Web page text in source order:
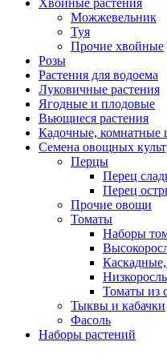
Хвойные растения
Можжевельник
Туя
Прочие хвойные
Розы
Растения для водоема
Луковичные растения
Ягодные и плодовые
Вьющиеся растения
Кадочные, комнатные
Семена овощных
Перцы
Перец
Перец
Прочие овощи
Томаты
Наборы
Томаты из
Тыквы и кабачки
Фасоль
Наборы растений